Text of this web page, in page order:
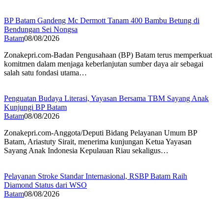
BP Batam Gandeng Mc Dermott Tanam 400 Bambu Betung di
Bendungan Sei Nongsa
Batam08/08/2026
Zonakepri.com-Badan Pengusahaan (BP) Batam terus memperkuat
komitmen dalam menjaga keberlanjutan sumber daya air sebagai
salah satu fondasi utama…
Penguatan Budaya Literasi, Yayasan Bersama TBM Sayang Anak
Kunjungi BP Batam
Batam08/08/2026
Zonakepri.com-Anggota/Deputi Bidang Pelayanan Umum BP
Batam, Ariastuty Sirait, menerima kunjungan Ketua Yayasan
Sayang Anak Indonesia Kepulauan Riau sekaligus…
Pelayanan Stroke Standar Internasional, RSBP Batam Raih
Diamond Status dari WSO
Batam08/08/2026